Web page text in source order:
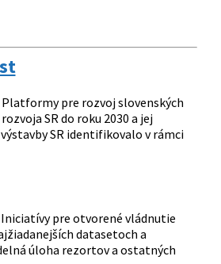
pre rozvoj slovenských
SR do roku 2030 a jej
SR identifikovalo v rámci
pre otvorené vládnutie
datasetoch a
úloha rezortov a ostatných